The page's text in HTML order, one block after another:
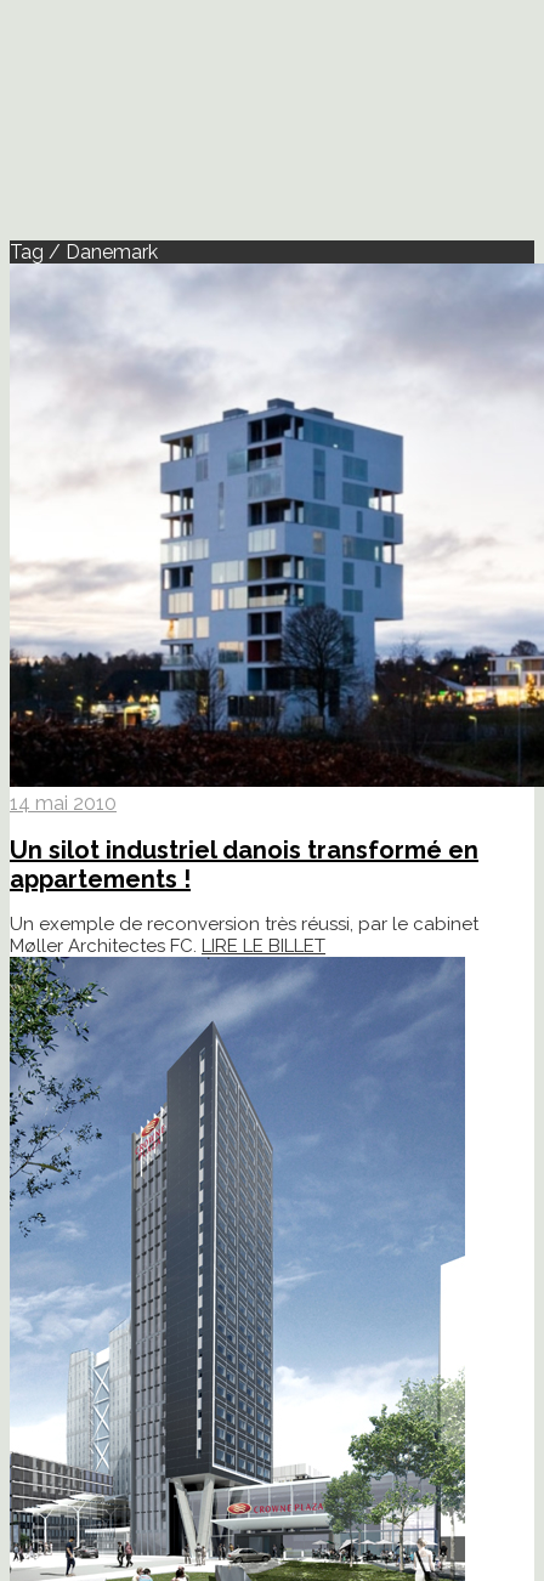
Tag / Danemark
14 mai 2010
Un silot industriel danois transformé en
appartements !
Un exemple de reconversion très réussi, par le cabinet
Møller Architectes FC. LIRE LE BILLET